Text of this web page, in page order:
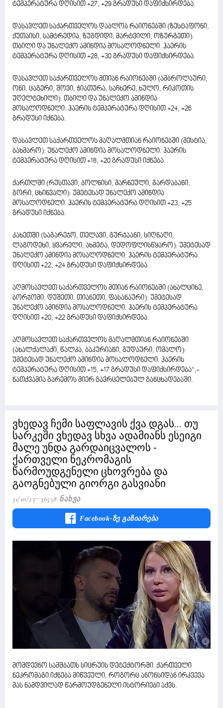
ტემპერატურა დღისით +27, +29 გრადუსი დაფიქსირდება.
დასავლეთ საქართველოს დაბლობ რაიონებში (ზესტაფონი,
ქუთაისი, სამტრედია, ზუგდიდი, მარტვილი, ოზურგეთი):
თბილი და უნალექო ამინდია მოსალოდნელი. ჰაერის
ტემპერატურა დღისით +28, +30 გრადუსი დაფიქსირდება.
დასავლეთ საქართველოს მთიან რაიონებში (ამბროლაური,
ონი, ცაგერი, შოვი, ჭიათურა, საჩხერე, ხულო, რიკოთის
უღელტეხილი): თბილი და უნალექო ამინდია
მოსალოდნელი. ჰაერის ტემპერატურა დღისით +24, +26
გრადუსი იქნება.
დასავლეთ საქართველოს მაღალმთიან რაიონებში (მესტია,
ბახმარო): უნალექო ამინდია მოსალოდნელი. ჰაერის
ტემპერატურა დღისით +18, +20 გრადუსი იქნება.
ქართლში (რუსთავი, ბოლნისი, მარნეული, გარდაბანი,
გორი, ცხინვალი): უმეტესად უნალექო ამინდია
მოსალოდნელი. ჰაერის ტემპერატურა დღისით +23, +25
გრადუსი იქნება.
კახეთში (საგარეჯო, თელავი, გურჯაანი, სიღნაღი,
ლაგოდეხი, ყვარელი, ახმეტა, დედოფლისწყარო): უმეტესად
უნალექო ამინდია მოსალოდნელი. ჰაერის ტემპერატურა
დღისით +22, +24 გრადუსი დაფიქსირდება.
აღმოსავლეთ საქართველოს მთიან რაიონებში (ახალციხე,
ბორჯომი, დუშეთი, თიანეთი, ფასანაური): უმეტესად
უნალექო ამინდია მოსალოდნელი. ჰაერის ტემპერატურა
დღისით +20, +22 გრადუსი დაფიქსირდება.
აღმოსავლეთ საქართველოს მაღალმთიან რაიონებში
(ახალქალაქი, წალკა, ბაკურიანი, გუდაური, ომალო):
უმეტესად უნალექო ამინდია მოსალოდნელი. ჰაერის
ტემპერატურა დღისით +15, +17 გრადუსი დაფიქსირდება“,-
ნათქვამია გარემოს მიერ გავრცელებულ განცხადებაში.
ვხედავ ჩემი საფლავის ქვა დგას... თუ
სარკეში ვხედავ სხვა ადამიანს ესეიგი
მალე უნდა გარდაიცვალოს -
ქართველი ნეკრომაგის
წარმოუდგენელი ცხოვრება და
გაოგნებული გიორგი გასვიანი
31/10/23 36558 Ნახვა
Facebook-Ზე Გაზიარება
მომდევნო სამშბათს სიცრუის დეტექტორში ქართველი
ნეკრომაგი იქნება მიწვეული, როგორც ანონსიდან ირკვევა
მას ნამდვილად წარმოუდგენელი ისტორიები აქვს.